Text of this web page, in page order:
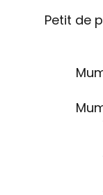
Petit de